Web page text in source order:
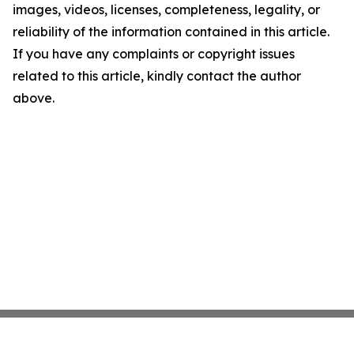
images, videos, licenses, completeness, legality, or
reliability of the information contained in this article.
If you have any complaints or copyright issues
related to this article, kindly contact the author
above.